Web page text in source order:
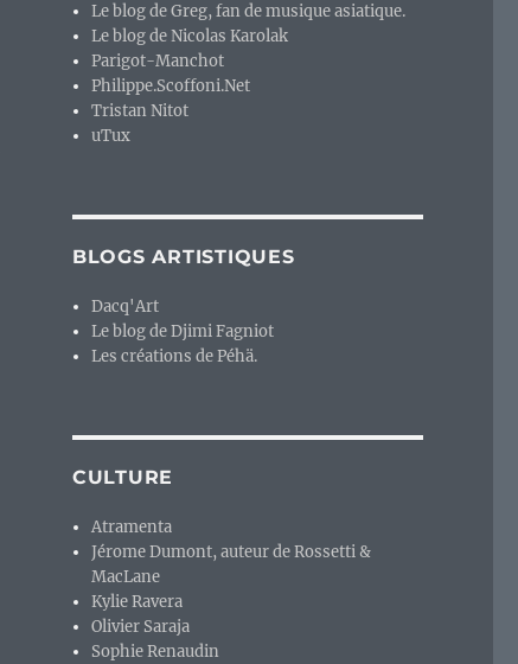
Le blog de Greg, fan de musique asiatique.
Le blog de Nicolas Karolak
Parigot-Manchot
Philippe.Scoffoni.Net
Tristan Nitot
uTux
BLOGS ARTISTIQUES
Dacq'Art
Le blog de Djimi Fagniot
Les créations de Péhä.
CULTURE
Atramenta
Jérome Dumont, auteur de Rossetti &
MacLane
Kylie Ravera
Olivier Saraja
Sophie Renaudin